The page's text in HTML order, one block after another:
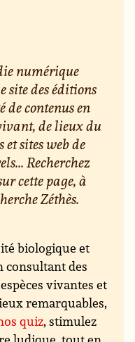
numérique
site des éditions
contenus en
de lieux du
sites web de
Recherchez
cette page, à
Zéthès.
biologique et
consultant des
vivantes et
remarquables,
quiz, stimulez